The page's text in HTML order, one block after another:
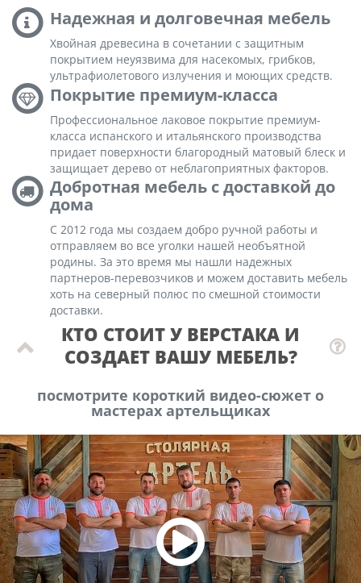
Надежная и долговечная мебель
Хвойная древесина в сочетании с защитным
покрытием неуязвима для насекомых, грибков,
ультрафиолетового излучения и моющих средств.
Покрытие премиум-класса
Профессиональное лаковое покрытие премиум-
класса испанского и итальянского производства
придает поверхности благородный матовый блеск и
защищает дерево от неблагоприятных факторов.
Добротная мебель с доставкой до
дома
С 2012 года мы создаем добро ручной работы и
отправляем во все уголки нашей необъятной
родины. За это время мы нашли надежных
партнеров-перевозчиков и можем доставить мебель
хоть на северный полюс по смешной стоимости
доставки.
КТО СТОИТ У ВЕРСТАКА И
СОЗДАЕТ ВАШУ МЕБЕЛЬ?
посмотрите короткий видео-сюжет о
мастерах артельщиках